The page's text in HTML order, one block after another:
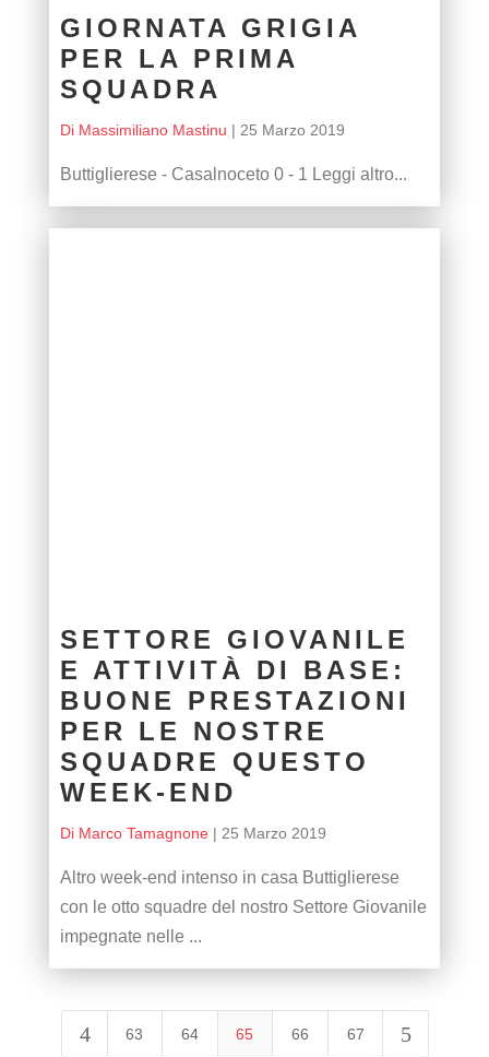
GIORNATA GRIGIA
PER LA PRIMA
SQUADRA
Di Massimiliano Mastinu | 25 Marzo 2019
Buttiglierese - Casalnoceto 0 - 1 Leggi altro...
SETTORE GIOVANILE
E ATTIVITÀ DI BASE:
BUONE PRESTAZIONI
PER LE NOSTRE
SQUADRE QUESTO
WEEK-END
Di Marco Tamagnone| 25 Marzo 2019
Altro week-end intenso in casa Buttiglierese
con le otto squadre del nostro Settore Giovanile
impegnate nelle ...
4 63 64 65 66 67 5